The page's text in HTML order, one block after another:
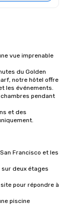
vue imprenable
du Golden
notre hôtel offre
les événements.
pendant
et des
Francisco et les
deux étages
pour répondre à
piscine